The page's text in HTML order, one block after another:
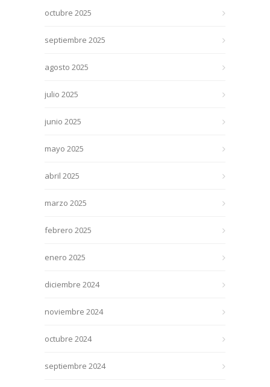
octubre 2025
septiembre 2025
agosto 2025
julio 2025
junio 2025
mayo 2025
abril 2025
marzo 2025
febrero 2025
enero 2025
diciembre 2024
noviembre 2024
octubre 2024
septiembre 2024